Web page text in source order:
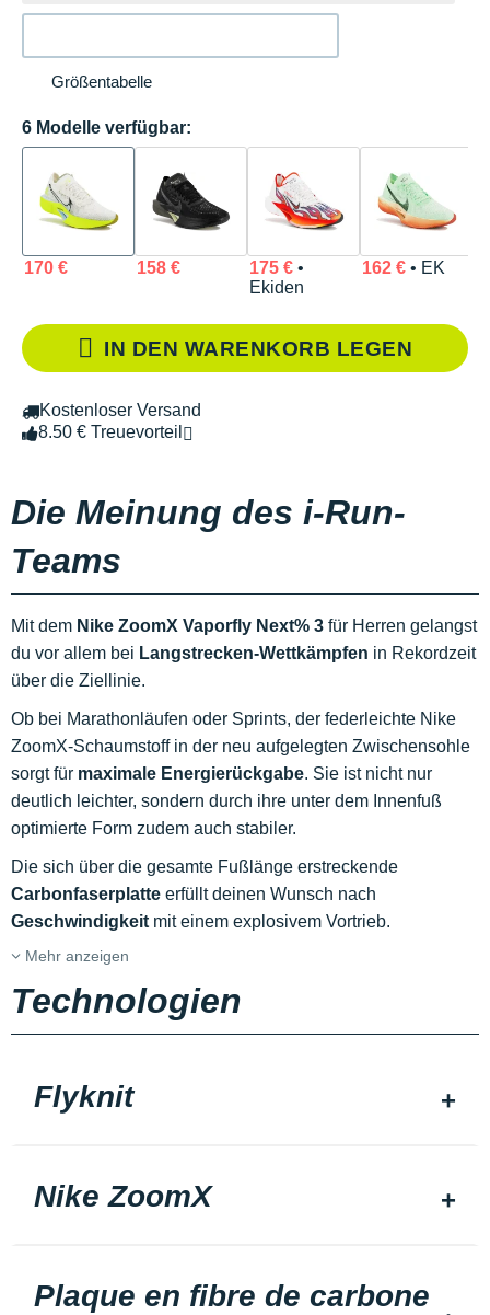
Größentabelle
6 Modelle verfügbar:
170 € 158 € 175 €•
Ekiden
162 €• EK
IN DEN WARENKORB LEGEN
Kostenloser Versand
8.50 € Treuevorteil
Die Meinung des i-Run-
Teams
Mit dem Nike ZoomX Vaporfly Next% 3 für Herren gelangst
du vor allem bei Langstrecken-Wettkämpfen in Rekordzeit
über die Ziellinie.
Ob bei Marathonläufen oder Sprints, der federleichte Nike
ZoomX-Schaumstoff in der neu aufgelegten Zwischensohle
sorgt für maximale Energierückgabe. Sie ist nicht nur
deutlich leichter, sondern durch ihre unter dem Innenfuß
optimierte Form zudem auch stabiler.
Die sich über die gesamte Fußlänge erstreckende
Carbonfaserplatte erfüllt deinen Wunsch nach
Geschwindigkeit mit einem explosivem Vortrieb.
Mehr anzeigen
Technologien
Flyknit
Nike ZoomX
Plaque en fibre de carbone